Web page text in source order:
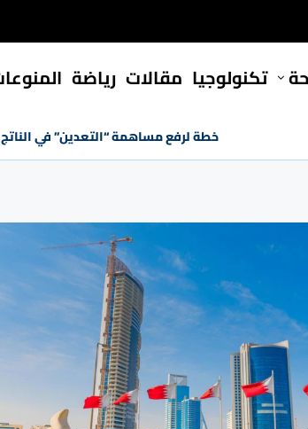
تكنولوجيا مقالات رياضة
خطة لرفع مساهمة “التعدين” في الناتج المحلي